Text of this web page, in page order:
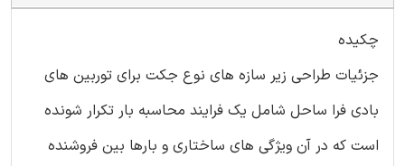
چکیده
جزئیات طراحی زیر سازه های نوع جکت برای توربین های
بادی فرا ساحل شامل یک فرایند محاسبه بار تکرار شونده
است که در آن ویژگی های ساختاری و بارها بین فروشنده